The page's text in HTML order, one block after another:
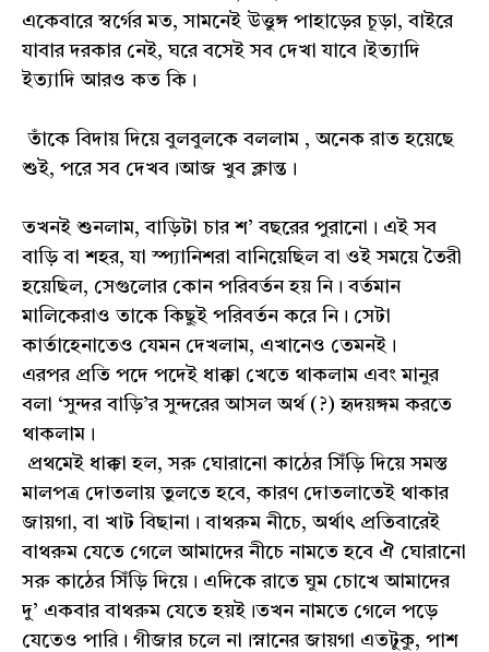
একেবারে স্বর্গের মত, সামনেই উত্তুঙ্গ পাহাড়ের চূড়া, বাইরে
যাবার দরকার নেই, ঘরে বসেই সব দেখা যাবে।ইত্যাদি
ইত্যাদি আরও কত কি।
তাঁকে বিদায় দিয়ে বুলবুলকে বললাম , অনেক রাত হয়েছে
শুই, পরে সব দেখব।আজ খুব ক্লান্ত।
তখনই শুনলাম, বাড়িটা চার শ’ বছরের পুরানো। এই সব
বাড়ি বা শহর, যা স্প্যানিশরা বানিয়েছিল বা ওই সময়ে তৈরী
হয়েছিল, সেগুলোর কোন পরিবর্তন হয় নি। বর্তমান
মালিকেরাও তাকে কিছুই পরিবর্তন করে নি। সেটা
কার্তাহেনাতেও যেমন দেখলাম, এখানেও তেমনই।
এরপর প্রতি পদে পদেই ধাক্কা খেতে থাকলাম এবং মানুর
বলা ‘সুন্দর বাড়ি’র সুন্দরের আসল অর্থ (?) হৃদয়ঙ্গম করতে
থাকলাম।
প্রথমেই ধাক্কা হল, সরু ঘোরানো কাঠের সিঁড়ি দিয়ে সমস্ত
মালপত্র দোতলায় তুলতে হবে, কারণ দোতলাতেই থাকার
জায়গা, বা খাট বিছানা। বাথরুম নীচে, অর্থাৎ প্রতিবারেই
বাথরুম যেতে গেলে আমাদের নীচে নামতে হবে ঐ ঘোরানো
সরু কাঠের সিঁড়ি দিয়ে। এদিকে রাতে ঘুম চোখে আমাদের
দু’ একবার বাথরুম যেতে হয়ই।তখন নামতে গেলে পড়ে
যেতেও পারি। গীজার চলে না।স্নানের জায়গা এতটুকু, পাশ